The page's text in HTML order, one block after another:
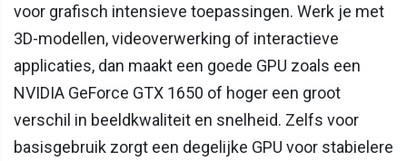
voor grafisch intensieve toepassingen. Werk je met
3D-modellen, videoverwerking of interactieve
applicaties, dan maakt een goede GPU zoals een
NVIDIA GeForce GTX 1650 of hoger een groot
verschil in beeldkwaliteit en snelheid. Zelfs voor
basisgebruik zorgt een degelijke GPU voor stabielere